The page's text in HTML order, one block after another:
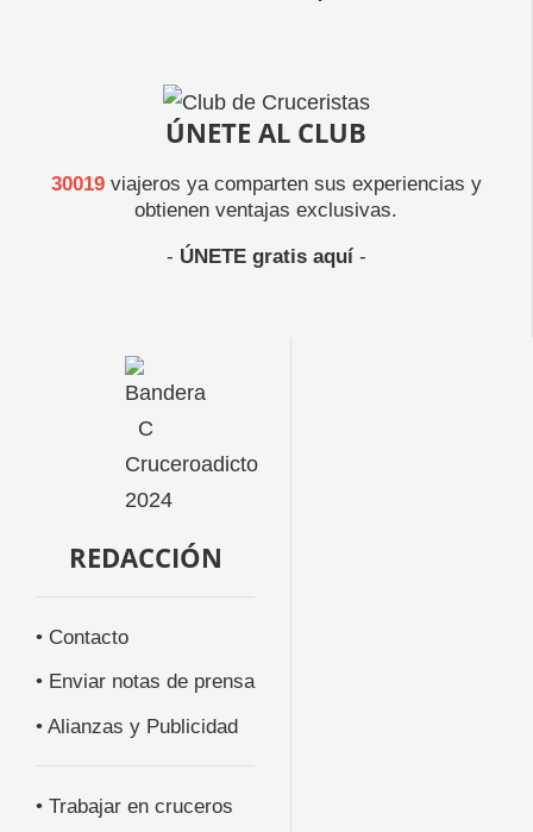
ÚNETE AL CLUB
30019viajeros ya comparten sus experiencias y
obtienen ventajas exclusivas.
- ÚNETE gratis aquí-
REDACCIÓN
• Contacto
• Enviar notas de prensa
• Alianzas y Publicidad
• Trabajar en cruceros